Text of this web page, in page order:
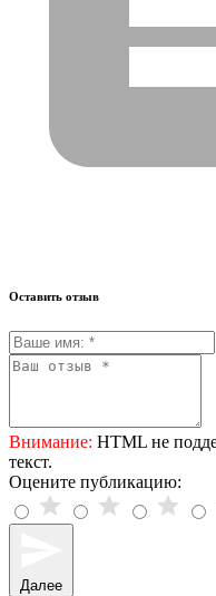
Оставить отзыв
Внимание: HTML не
текст.
Оцените публикацию:
Далее